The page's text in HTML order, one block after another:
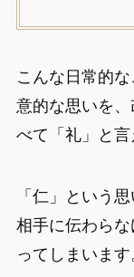
こんな日常的
意的な思いを
べて「礼」と言
「仁」という
相手に伝わら
ってしまいます